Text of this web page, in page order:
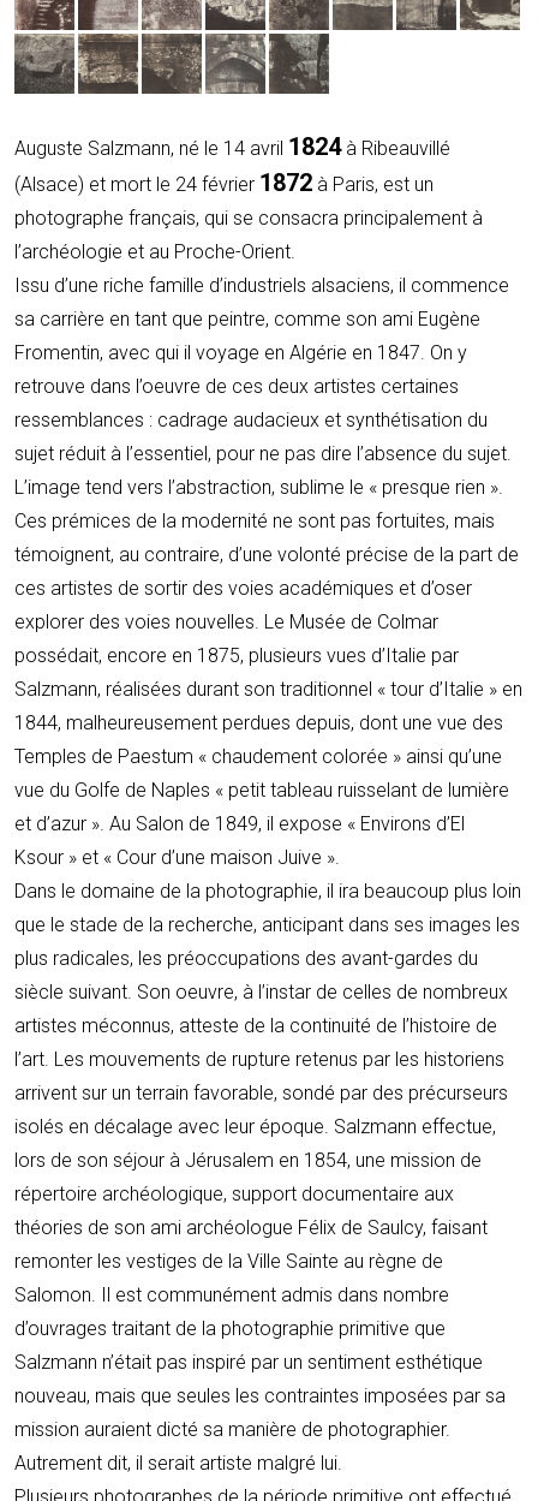
Auguste Salzmann, né le 14 avril 1824à Ribeauvillé
(Alsace) et mort le 24 février 1872 à Paris, est un
photographe français, qui se consacra principalement à
l’archéologie et au Proche-Orient.
Issu d’une riche famille d’industriels alsaciens, il commence
sa carrière en tant que peintre, comme son ami Eugène
Fromentin, avec qui il voyage en Algérie en 1847. On y
retrouve dans l’oeuvre de ces deux artistes certaines
ressemblances : cadrage audacieux et synthétisation du
sujet réduit à l’essentiel, pour ne pas dire l’absence du sujet.
L’image tend vers l’abstraction, sublime le « presque rien ».
Ces prémices de la modernité ne sont pas fortuites, mais
témoignent, au contraire, d’une volonté précise de la part de
ces artistes de sortir des voies académiques et d’oser
explorer des voies nouvelles. Le Musée de Colmar
possédait, encore en 1875, plusieurs vues d’Italie par
Salzmann, réalisées durant son traditionnel « tour d’Italie » en
1844, malheureusement perdues depuis, dont une vue des
Temples de Paestum « chaudement colorée » ainsi qu’une
vue du Golfe de Naples « petit tableau ruisselant de lumière
et d’azur ». Au Salon de 1849, il expose « Environs d’El
Ksour » et « Cour d’une maison Juive ».
Dans le domaine de la photographie, il ira beaucoup plus loin
que le stade de la recherche, anticipant dans ses images les
plus radicales, les préoccupations des avant-gardes du
siècle suivant. Son oeuvre, à l’instar de celles de nombreux
artistes méconnus, atteste de la continuité de l’histoire de
l’art. Les mouvements de rupture retenus par les historiens
arrivent sur un terrain favorable, sondé par des précurseurs
isolés en décalage avec leur époque. Salzmann effectue,
lors de son séjour à Jérusalem en 1854, une mission de
répertoire archéologique, support documentaire aux
théories de son ami archéologue Félix de Saulcy, faisant
remonter les vestiges de la Ville Sainte au règne de
Salomon. Il est communément admis dans nombre
d’ouvrages traitant de la photographie primitive que
Salzmann n’était pas inspiré par un sentiment esthétique
nouveau, mais que seules les contraintes imposées par sa
mission auraient dicté sa manière de photographier.
Autrement dit, il serait artiste malgré lui.